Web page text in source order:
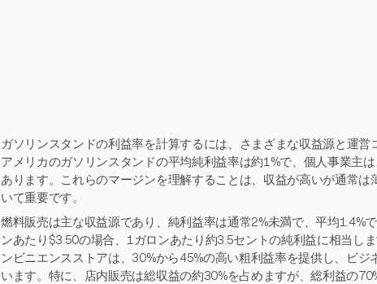
ガソリンスタンドの利益率を計算するには、さまざまな収益源と運営
アメリカのガソリンスタンドの平均純利益率は約1%で、個人事業主
あります。これらのマージンを理解することは、収益が高いが通常
いて重要です。
燃料販売は主な収益源であり、純利益率は通常2%未満で、平均1.4%
ンあたり$3.50の場合、1ガロンあたり約3.5セントの純利益に相当し
ンビニエンスストアは、30%から45%の高い粗利益率を提供し、ビジ
います。特に、店内販売は総収益の約30%を占めますが、総利益の